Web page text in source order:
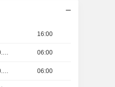
16:00
Détachement de dividende - 0.01 USD 06:00
Détachement de dividende - 0.1625 USD 06:00